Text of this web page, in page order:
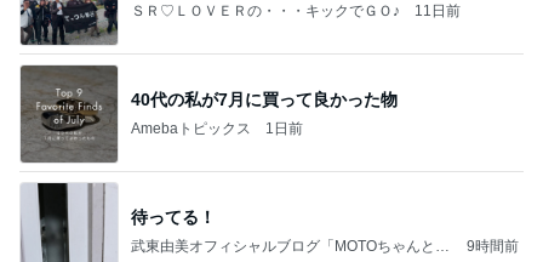
ＳＲ♡ＬＯＶＥＲの・・・キックでＧＯ♪ 11日前
40代の私が7月に買って良かった物
Amebaトピックス 1日前
待ってる！
武東由美オフィシャルブログ「MOTOちゃんとの
9時間前